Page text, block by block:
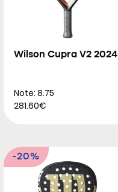
Wilson Cupra V2 2024
Note: 8.75
281.60€
-20%